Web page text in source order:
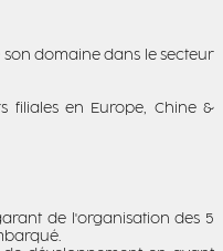
son domaine dans le secteur
filiales en Europe, Chine &
de l'organisation des 5